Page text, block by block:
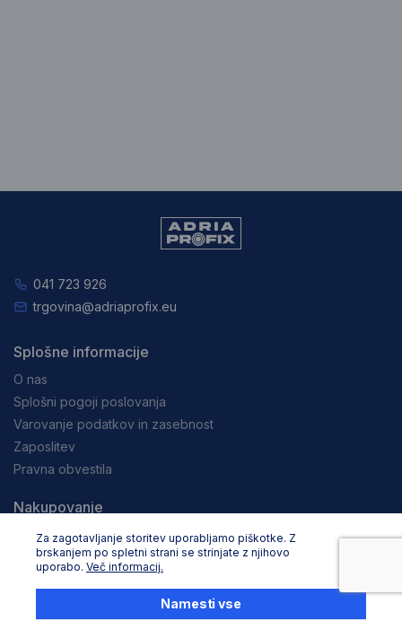
Za zagotavljanje storitev uporabljamo piškotke. Z
brskanjem po spletni strani se strinjate z njihovo
uporabo. Več informacij.
Namesti vse
041 723 926
trgovina@adriaprofix.eu
Splošne informacije
O nas
Splošni pogoji poslovanja
Varovanje podatkov in zasebnost
Zaposlitev
Pravna obvestila
Nakupovanje
Dostava in načini plačila
Reklamacija in vračila